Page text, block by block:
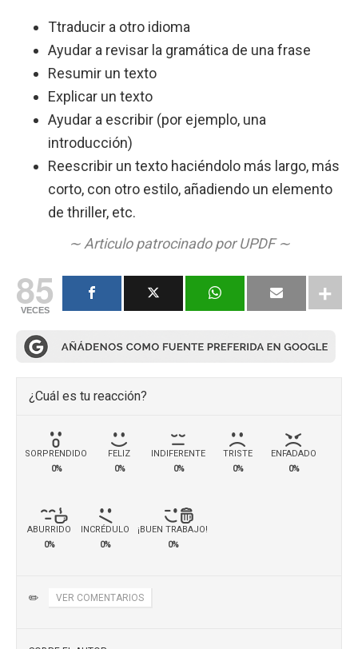
Ttraducir a otro idioma
Ayudar a revisar la gramática de una frase
Resumir un texto
Explicar un texto
Ayudar a escribir (por ejemplo, una
introducción)
Reescribir un texto haciéndolo más largo, más
corto, con otro estilo, añadiendo un elemento
de thriller, etc.
∼ Articulo patrocinado por UPDF ∼
85
VECES
¿Cuál es tu reacción?
SORPRENDIDO
0%
FELIZ
0%
INDIFERENTE
0%
TRISTE
0%
ENFADADO
0%
ABURRIDO
0%
INCRÉDULO
0%
¡BUEN TRABAJO!
0%
✏️ VER COMENTARIOS